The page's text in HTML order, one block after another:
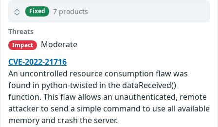
Fixed 7 products
Threats
Impact
Moderate
CVE-2022-21716
An uncontrolled resource consumption flaw was
found in python-twisted in the dataReceived()
function. This flaw allows an unauthenticated, remote
attacker to send a simple command to use all available
memory and crash the server.